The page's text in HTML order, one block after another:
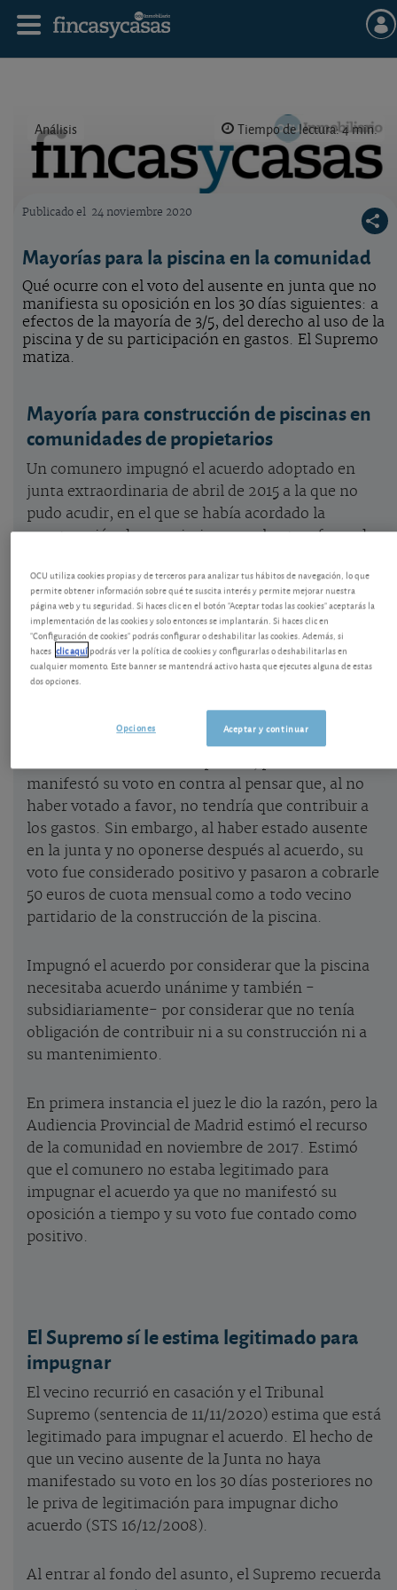
Análisis Tiempo de lectura: 4 min.
Publicado el 24 noviembre 2020
Mayorías para la piscina en la comunidad
Qué ocurre con el voto del ausente en junta que no
manifiesta su oposición en los 30 días siguientes: a
efectos de la mayoría de 3/5, del derecho al uso de la
piscina y de su participación en gastos. El Supremo
matiza.
Mayoría para construcción de piscinas en
comunidades de propietarios
Un comunero impugnó el acuerdo adoptado en
junta extraordinaria de abril de 2015 a la que no
pudo acudir, en el que se había acordado la
construcción de una piscina con el voto a favor de
que los gastos derivados de la instalación y
mantenimiento correrían solo a cargo de los
propietarios que votaran a favor y que, al
necesitarse 3/5 del total de los vecinos, quedaba
pendiente de aprobación para que el resto de los
propietarios no presentes en la junta pudieran
prestar su disconformidad en el plazo de 30 días.
manifestó su voto en contra al pensar que, al no
haber votado a favor, no tendría que contribuir a
los gastos. Sin embargo, al haber estado ausente
en la junta y no oponerse después al acuerdo, su
voto fue considerado positivo y pasaron a cobrarle
50 euros de cuota mensual como a todo vecino
partidario de la construcción de la piscina.
Impugnó el acuerdo por considerar que la piscina
necesitaba acuerdo unánime y también -
subsidiariamente- por considerar que no tenía
obligación de contribuir ni a su construcción ni a
su mantenimiento.
En primera instancia el juez le dio la razón, pero la
Audiencia Provincial de Madrid estimó el recurso
de la comunidad en noviembre de 2017. Estimó
que el comunero no estaba legitimado para
impugnar el acuerdo ya que no manifestó su
oposición a tiempo y su voto fue contado como
positivo.
El Supremo sí le estima legitimado para
impugnar
El vecino recurrió en casación y el Tribunal
Supremo (sentencia de 11/11/2020) estima que está
legitimado para impugnar el acuerdo. El hecho de
que un vecino ausente de la Junta no haya
manifestado su voto en los 30 días posteriores no
le priva de legitimación para impugnar dicho
acuerdo (STS 16/12/2008).
Al entrar al fondo del asunto, el Supremo recuerda
OCU utiliza cookies propias y de terceros para analizar tus hábitos de navegación, lo que
permite obtener información sobre qué te suscita interés y permite mejorar nuestra
página web y tu seguridad. Si haces clic en el botón "Aceptar todas las cookies" aceptarás la
implementación de las cookies y solo entonces se implantarán. Si haces clic en
"Configuración de cookies" podrás configurar o deshabilitar las cookies. Además, si
haces clic aquípodrás ver la política de cookies y configurarlas o deshabilitarlas en
cualquier momento. Este banner se mantendrá activo hasta que ejecutes alguna de estas
dos opciones.
Aceptar y continuar
Opciones